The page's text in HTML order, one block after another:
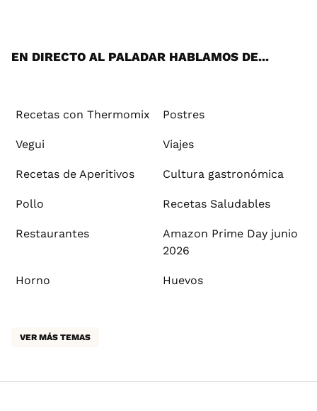
EN DIRECTO AL PALADAR HABLAMOS DE...
Recetas con Thermomix Postres
Vegui Viajes
Recetas de Aperitivos Cultura gastronómica
Pollo Recetas Saludables
Restaurantes
Amazon Prime Day junio
2026
Horno Huevos
VER MÁS TEMAS